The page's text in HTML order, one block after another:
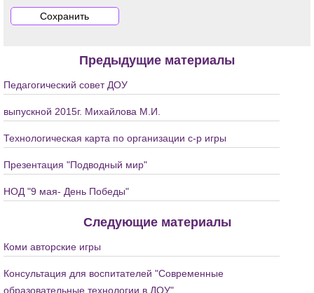
Предыдущие материалы
Педагогический совет ДОУ
выпускной 2015г. Михайлова М.И.
Технологическая карта по организации с-р игры
Презентация "Подводный мир"
НОД "9 мая- День Победы"
Следующие материалы
Коми авторские игры
Консультация для воспитателей "Современные
образовательные технологии в ДОУ"